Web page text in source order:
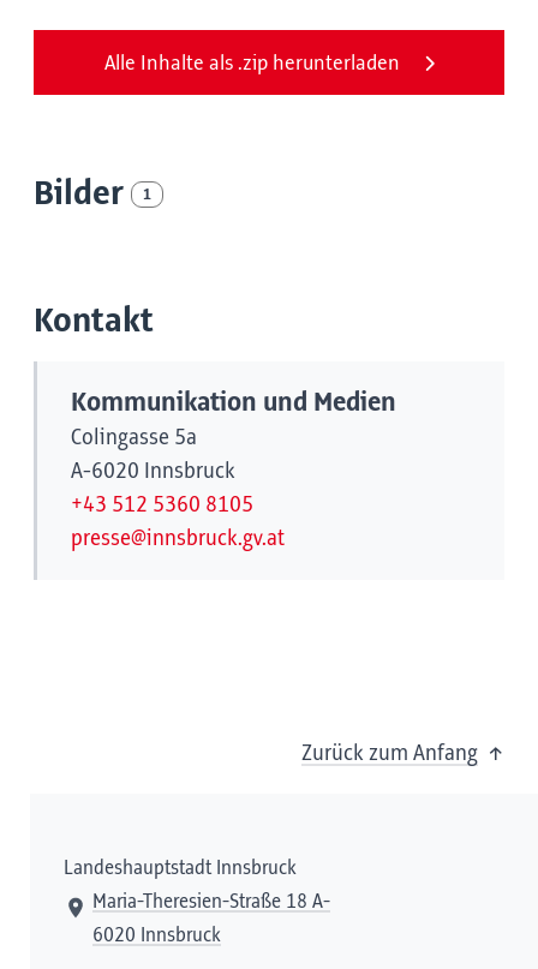
Alle Inhalte als .zip herunterladen
Bilder 1
Kontakt
Kommunikation und Medien
Colingasse 5a
A-6020 Innsbruck
+43 512 5360 8105
presse@innsbruck.gv.at
Zurück zum Anfang
Landeshauptstadt Innsbruck
Maria-Theresien-Straße 18 A-
6020 Innsbruck